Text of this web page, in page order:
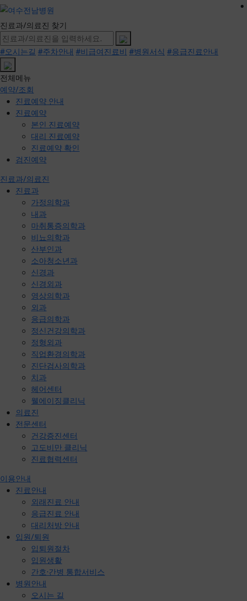
진료과/의료진 찾기
#오시는길 #주차안내 #비급여진료비 #병원서식 #응급진료안내
전체메뉴
예약/조회
진료예약 안내
진료예약
본인 진료예약
대리 진료예약
진료예약 확인
검진예약
진료과/의료진
진료과
가정의학과
내과
마취통증의학과
비뇨의학과
산부인과
소아청소년과
신경과
신경외과
영상의학과
외과
응급의학과
정신건강의학과
정형외과
직업환경의학과
진단검사의학과
치과
헤어센터
웰에이징클리닉
의료진
전문센터
건강증진센터
고도비만 클리닉
진료협력센터
이용안내
진료안내
외래진료 안내
응급진료 안내
대리처방 안내
입원/퇴원
입퇴원절차
입원생활
간호·간병 통합서비스
병원안내
오시는 길